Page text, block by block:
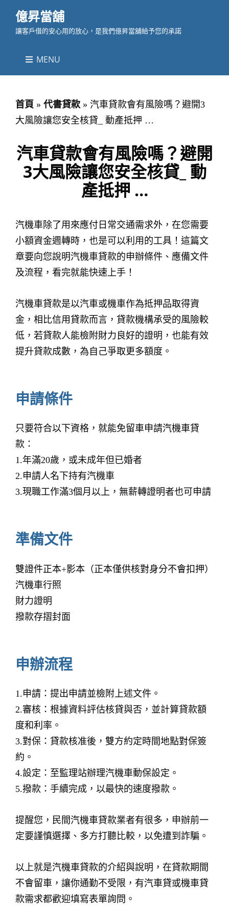
億昇當舖
讓客戶借的安心用的放心，是我們億昇當舖給予您的承諾
MENU
首頁 » 代書貸款 » 汽車貸款會有風險嗎？避開3
大風險讓您安全核貸_ 動產抵押 …
汽車貸款會有風險嗎？避開
3大風險讓您安全核貸_ 動
產抵押 …
汽機車除了用來應付日常交通需求外，在您需要
小額資金週轉時，也是可以利用的工具！這篇文
章要向您說明汽機車貸款的申辦條件、應備文件
及流程，看完就能快速上手！
汽機車貸款是以汽車或機車作為抵押品取得資
金，相比信用貸款而言，貸款機構承受的風險較
低，若貸款人能檢附財力良好的證明，也能有效
提升貸款成數，為自己爭取更多額度。
申請條件
只要符合以下資格，就能免留車申請汽機車貸
款：
1.年滿20歲，或未成年但已婚者
2.申請人名下持有汽機車
3.現職工作滿3個月以上，無薪轉證明者也可申請
準備文件
雙證件正本+影本（正本僅供核對身分不會扣押）
汽機車行照
財力證明
撥款存摺封面
申辦流程
1.申請：提出申請並檢附上述文件。
2.審核：根據資料評估核貸與否，並計算貸款額
度和利率。
3.對保：貸款核准後，雙方約定時間地點對保簽
約。
4.設定：至監理站辦理汽機車動保設定。
5.撥款：手續完成，以最快的速度撥款。
提醒您，民間汽機車貸款業者有很多，申辦前一
定要謹慎選擇、多方打聽比較，以免遭到詐騙。
以上就是汽機車貸款的介紹與說明，在貸款期間
不會留車，讓你通勤不受限，有汽車貸或機車貸
款需求都歡迎填寫表單詢問。